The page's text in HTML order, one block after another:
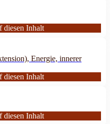
diesen Inhalt
Energie, innerer
diesen Inhalt
diesen Inhalt